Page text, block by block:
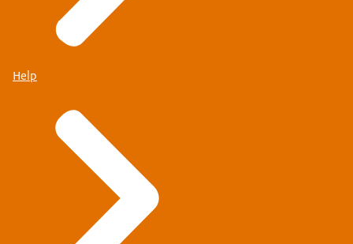
Help